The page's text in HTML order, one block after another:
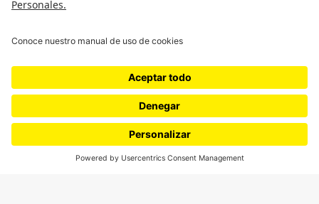
Medio ambiente